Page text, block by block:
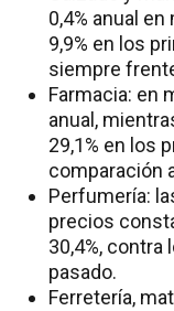
0,4% anual
9,9% en los
siempre
Farmacia: en
anual,
29,1% en los
comparación
Perfumería:
precios
30,4%,
pasado.
Ferretería,